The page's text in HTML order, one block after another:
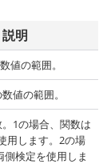
説明
値の範囲。
値の範囲。
1の場合、関数は
用します。2の場
側検定を使用しま